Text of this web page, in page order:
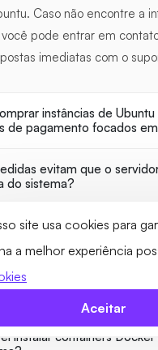
site usa cookies para
a melhor experiência
Aceitar
Caso não encontre a
pode entrar em
imediatas com o
instâncias de Ubuntu
de pagamento focados
evitam que o
do sistema?
meu domínio
Hospedagem VPS
reiniciar minha
instalar containers